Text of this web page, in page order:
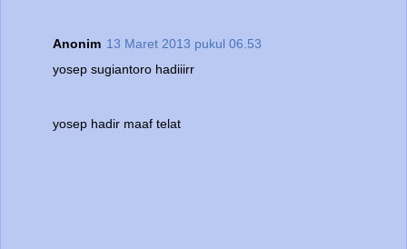
Anonim 13 Maret 2013 pukul 06.53
yosep sugiantoro hadiiirr
yosep hadir maaf telat